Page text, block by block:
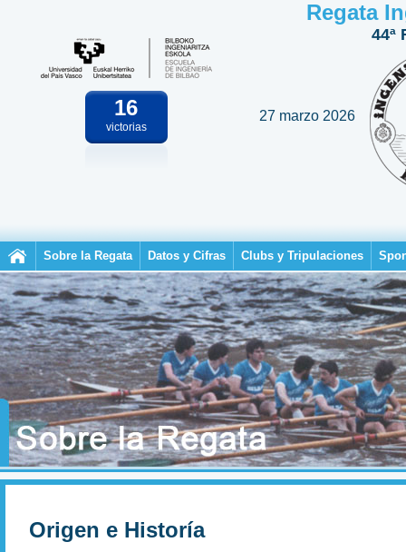
16
victorias
Regata
44ª
27 marzo 2026
Sobre la Regata Datos y Cifras Clubs y Tripulaciones
Origen e Historía